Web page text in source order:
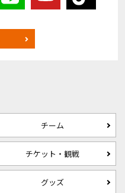
チーム
チケット・観戦
グッズ